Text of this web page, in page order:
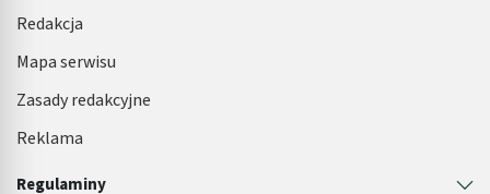
Regulaminy
Redakcja
Mapa serwisu
Zasady redakcyjne
Reklama